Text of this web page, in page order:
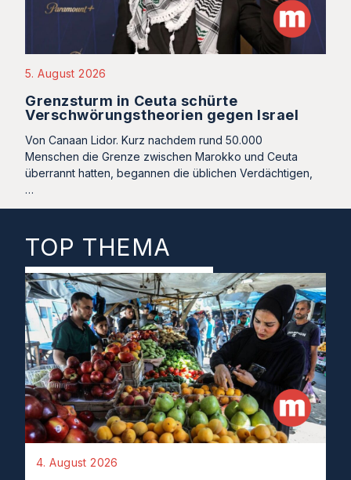
5. August 2026
Grenzsturm in Ceuta schürte
Verschwörungstheorien gegen Israel
Von Canaan Lidor. Kurz nachdem rund 50.000
Menschen die Grenze zwischen Marokko und Ceuta
überrannt hatten, begannen die üblichen Verdächtigen,
…
TOP THEMA
4. August 2026